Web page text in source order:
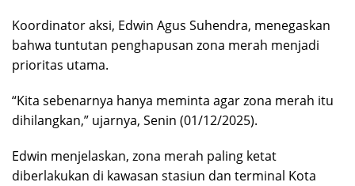
Koordinator aksi, Edwin Agus Suhendra, menegaskan
bahwa tuntutan penghapusan zona merah menjadi
prioritas utama.
“Kita sebenarnya hanya meminta agar zona merah itu
dihilangkan,” ujarnya, Senin (01/12/2025).
Edwin menjelaskan, zona merah paling ketat
diberlakukan di kawasan stasiun dan terminal Kota